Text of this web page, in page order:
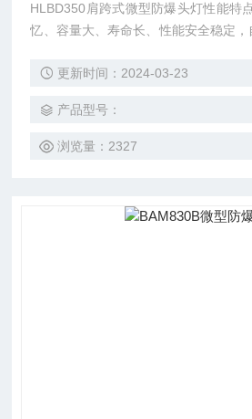
HLBD350肩跨式微型防爆头灯性能特
忆、容量大、寿命长、性能安全稳定，
除了频繁换灯泡的现像。 ◆ 该灯设
可达5小时以上，工作光连续工作时间
构设计上实现了照射方向无级调节，
更新时间：2024-03-23
产品型号：
浏览量：2327